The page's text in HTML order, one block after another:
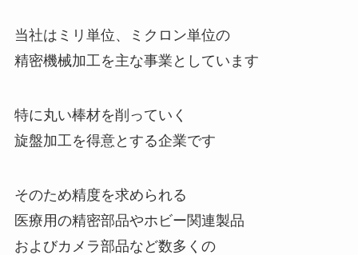
当社はミリ単位、ミクロン単位の
精密機械加工を主な事業としています
特に丸い棒材を削っていく
旋盤加工を得意とする企業です
そのため精度を求められる
医療用の精密部品やホビー関連製品
およびカメラ部品など数多くの